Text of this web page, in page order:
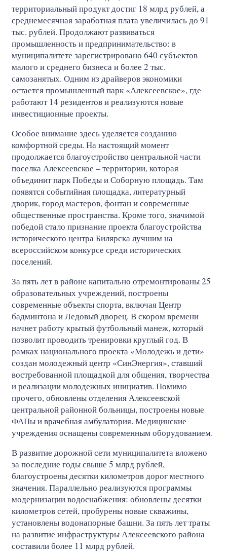
территориальный продукт достиг 18 млрд рублей, а
среднемесячная заработная плата увеличилась до 91
тыс. рублей. Продолжают развиваться
промышленность и предпринимательство: в
муниципалитете зарегистрировано 640 субъектов
малого и среднего бизнеса и более 2 тыс.
самозанятых. Одним из драйверов экономики
остается промышленный парк «Алексеевское», где
работают 14 резидентов и реализуются новые
инвестиционные проекты.
Особое внимание здесь уделяется созданию
комфортной среды. На настоящий момент
продолжается благоустройство центральной части
поселка Алексеевское – территории, которая
объединит парк Победы и Соборную площадь. Там
появятся событийная площадка, литературный
дворик, город мастеров, фонтан и современные
общественные пространства. Кроме того, значимой
победой стало признание проекта благоустройства
исторического центра Билярска лучшим на
всероссийском конкурсе среди исторических
поселений.
За пять лет в районе капитально отремонтированы 25
образовательных учреждений, построены
современные объекты спорта, включая Центр
бадминтона и Ледовый дворец. В скором времени
начнет работу крытый футбольный манеж, который
позволит проводить тренировки круглый год. В
рамках национального проекта «Молодежь и дети»
создан молодежный центр «СинЭнергия», ставший
востребованной площадкой для общения, творчества
и реализации молодежных инициатив. Помимо
прочего, обновлены отделения Алексеевской
центральной районной больницы, построены новые
ФАПы и врачебная амбулатория. Медицинские
учреждения оснащены современным оборудованием.
В развитие дорожной сети муниципалитета вложено
за последние годы свыше 5 млрд рублей,
благоустроены десятки километров дорог местного
значения. Параллельно реализуются программы
модернизации водоснабжения: обновлены десятки
километров сетей, пробурены новые скважины,
установлены водонапорные башни. За пять лет траты
на развитие инфраструктуры Алексеевского района
составили более 11 млрд рублей.